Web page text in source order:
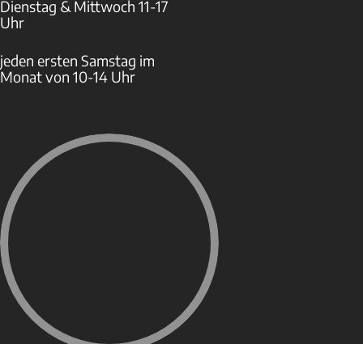
Dienstag & Mittwoch 11-17
Uhr
jeden ersten Samstag im
Monat von 10-14 Uhr